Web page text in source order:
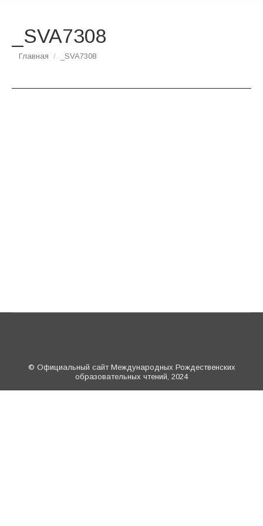
_SVA7308
Вы здесь:
Главная _SVA7308
© Официальный сайт Международных Рождественских
образовательных чтений, 2024